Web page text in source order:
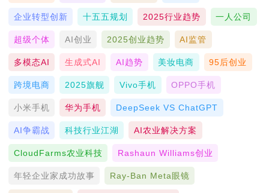
企业转型创新 十五五规划 2025行业趋势 一人公司
超级个体 AI创业 2025创业趋势 AI监管
多模态AI 生成式AI AI趋势 美妆电商 95后创业
跨境电商 2025旗舰 Vivo手机 OPPO手机
小米手机 华为手机 DeepSeek VS ChatGPT
AI争霸战 科技行业江湖 AI农业解决方案
CloudFarms农业科技 Rashaun Williams创业
年轻企业家成功故事 Ray-Ban Meta眼镜